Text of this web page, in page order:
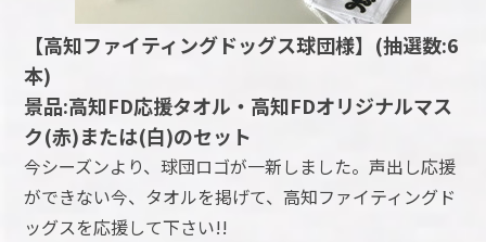
【高知ファイティングドッグス球団様】(抽選数:6
本)
景品:高知FD応援タオル・高知FDオリジナルマス
ク(赤)または(白)のセット
今シーズンより、球団ロゴが一新しました。声出し応援
ができない今、タオルを掲げて、高知ファイティングド
ッグスを応援して下さい!!